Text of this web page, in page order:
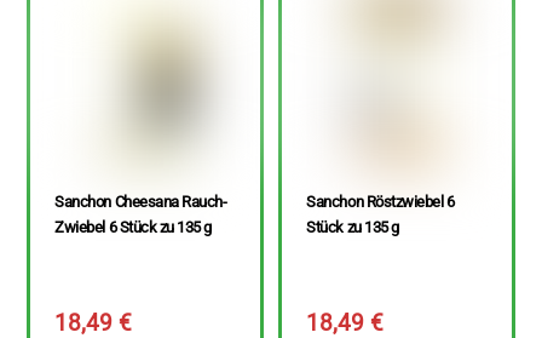
Sanchon Cheesana Rauch-
Zwiebel 6 Stück zu 135 g
18,49€
Sanchon Röstzwiebel 6
Stück zu 135 g
18,49€